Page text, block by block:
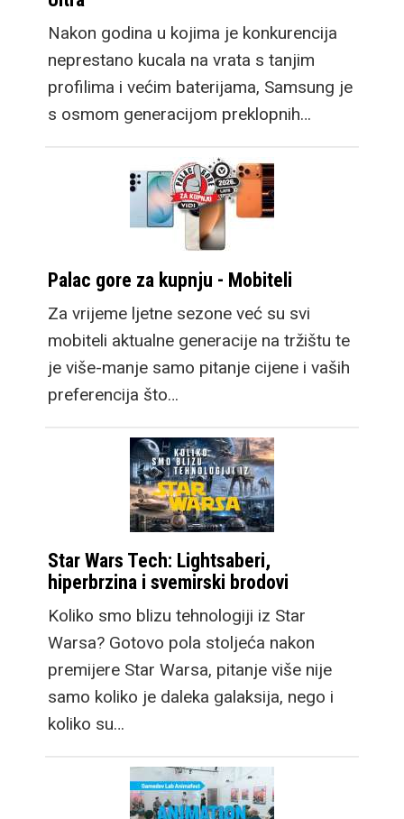
Nakon godina u kojima je konkurencija
neprestano kucala na vrata s tanjim
profilima i većim baterijama, Samsung je
s osmom generacijom preklopnih…
Palac gore za kupnju - Mobiteli
Za vrijeme ljetne sezone već su svi
mobiteli aktualne generacije na tržištu te
je više-manje samo pitanje cijene i vaših
preferencija što…
Star Wars Tech: Lightsaberi,
hiperbrzina i svemirski brodovi
Koliko smo blizu tehnologiji iz Star
Warsa? Gotovo pola stoljeća nakon
premijere Star Warsa, pitanje više nije
samo koliko je daleka galaksija, nego i
koliko su…